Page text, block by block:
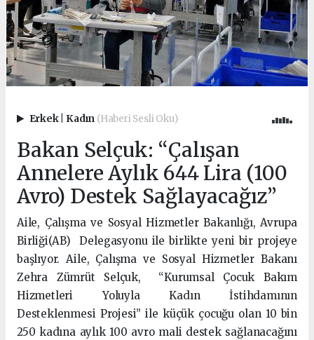
Erkek Kadın (Haberi Sesli Oku)
Bakan Selçuk: “Çalışan
Annelere Aylık 644 Lira (100
Avro) Destek Sağlayacağız”
Aile, Çalışma ve Sosyal Hizmetler Bakanlığı, Avrupa
Birliği(AB) Delegasyonu ile birlikte yeni bir projeye
başlıyor. Aile, Çalışma ve Sosyal Hizmetler Bakanı
Zehra Zümrüt Selçuk, “Kurumsal Çocuk Bakım
Hizmetleri Yoluyla Kadın İstihdamının
Desteklenmesi Projesi” ile küçük çocuğu olan 10 bin
250 kadına aylık 100 avro mali destek sağlanacağını